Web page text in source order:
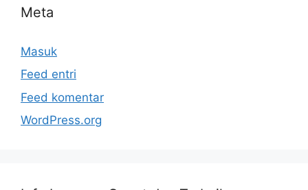
Meta
Masuk
Feed entri
Feed komentar
WordPress.org